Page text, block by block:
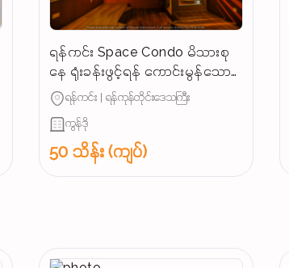
ရန်ကင်း Space Condo မိသားစု
နေ ရုံးခန်းဖွင့်ရန် ကောင်းမွန်သော
အခန်းအငှား
ရန်ကင်း | ရန်ကုန်တိုင်းဒေသကြီး
ကွန်ဒို
50 သိန်း (ကျပ်)